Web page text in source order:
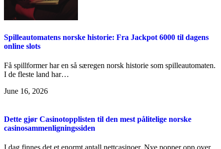
Spilleautomatens norske historie: Fra Jackpot 6000 til dagens
online slots
Få spillformer har en så særegen norsk historie som spilleautomaten.
I de fleste land har…
June 16, 2026
Dette gjør Casinotopplisten til den mest pålitelige norske
casinosammenligningssiden